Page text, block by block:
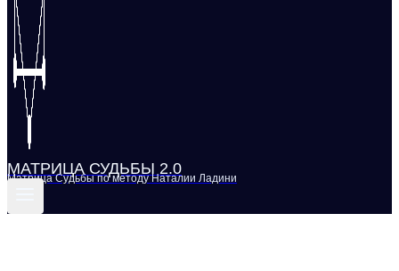
МАТРИЦА СУДЬБЫ 2.0
Матрица Судьбы по методу Наталии Ладини